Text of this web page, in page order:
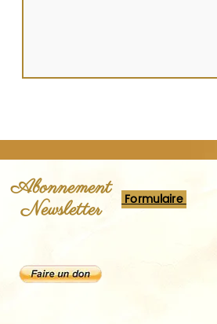
Abonnement
Newsletter
Formulaire